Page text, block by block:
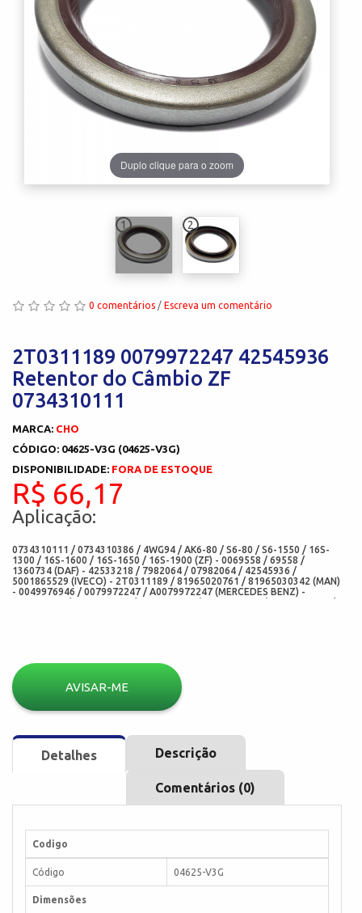
1 2
Duplo clique para o zoom
0 comentários / Escreva um comentário
2T0311189 0079972247 42545936
Retentor do Câmbio ZF
0734310111
MARCA: CHO
CÓDIGO: 04625-V3G (04625-V3G)
DISPONIBILIDADE: FORA DE ESTOQUE
R$ 66,17
Aplicação:
0734310111 / 0734310386 / 4WG94 / AK6-80 / S6-80 / S6-1550 / 16S-
1300 / 16S-1600 / 16S-1650 / 16S-1900 (ZF) - 0069558 / 69558 /
1360734 (DAF) - 42533218 / 7982064 / 07982064 / 42545936 /
5001865529 (IVECO) - 2T0311189 / 81965020761 / 81965030342 (MAN)
- 0049976946 / 0079972247 / A0079972247 (MERCEDES BENZ) -
2T0311189 / 0734310111 / 0734310386 (VOLKSWAGEN) - 071526688 /
284645 (ELRING) 420169 / 4.20169 (DIESEL TECHNIC) - 5619BAF / 5619
(ARCA RETENTORES) - 04625-V3G (CHO) - 07691-V3G (ADD)
AVISAR-ME
Detalhes Descrição
Comentários (0)
Codigo
Código 04625-V3G
Dimensões